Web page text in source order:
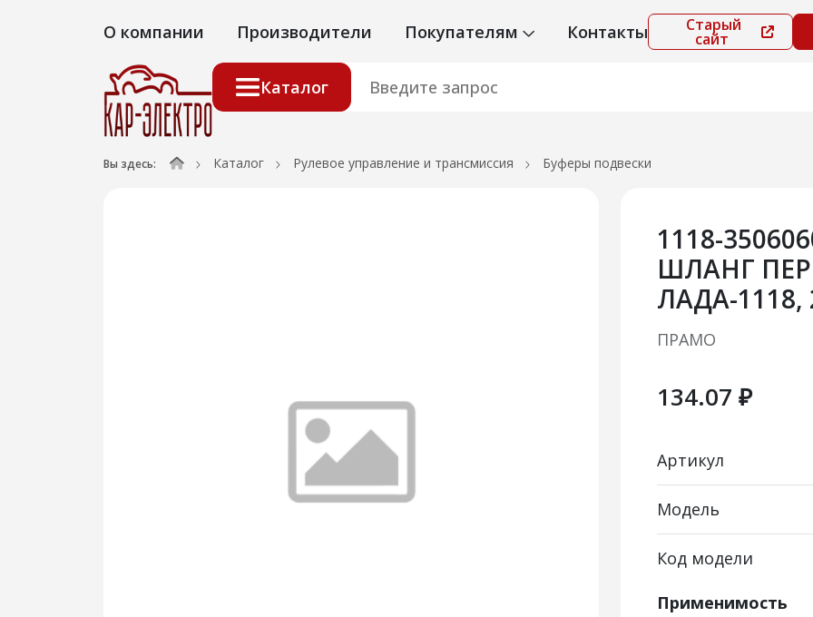
О компании Производители Покупателям Контакты Старый
сайт
Каталог
Вы здесь: Каталог Рулевое управление и трансмиссия Буферы подвески
1118-
ШЛАНГ
ЛАДА-1118,
ПРАМО
134.07 ₽
Артикул
Модель
Код модели
Применимость